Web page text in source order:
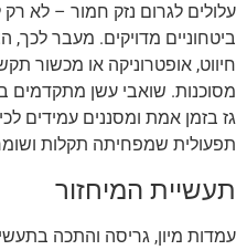
עלולים לגרום נזק חמור – לא
ביטחוניים מדויקים. מעבר לכך,
חיווט, אופטרוניקה או מכשור
גז בזמן אמת ומסננים עמידים
תפעולית שמפחיתה תקלות
תעשיית המיחזור
עמדות מיון, גריסה והתכה